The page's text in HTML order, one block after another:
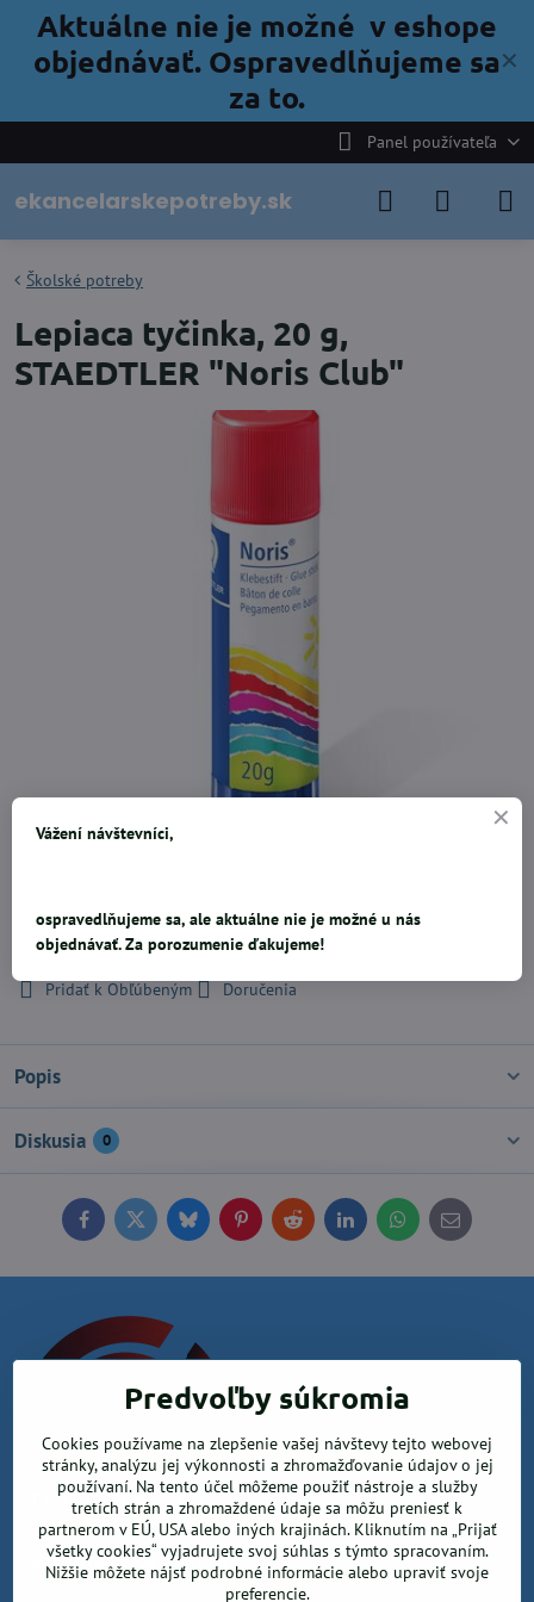
✕
Aktuálne nie je možné v eshope
objednávať. Ospravedlňujeme sa
za to.
Panel používateľa
ekancelarskepotreby.sk
Školské potreby
Lepiaca tyčinka, 20 g,
STAEDTLER "Noris Club"
0,67 €
Pridať k Obľúbeným Doručenia
Popis
Diskusia 0
FacebookTwitterBlueskyPinterestReddit LinkedInWhatsApp
E-
mail
Krea office, s.r.o.
Kancelárske potreby
Predvoľby súkromia
Cookies používame na zlepšenie vašej návštevy tejto webovej
stránky, analýzu jej výkonnosti a zhromažďovanie údajov o jej
používaní. Na tento účel môžeme použiť nástroje a služby
tretích strán a zhromaždené údaje sa môžu preniesť k
partnerom v EÚ, USA alebo iných krajinách. Kliknutím na „Prijať
všetky cookies“ vyjadrujete svoj súhlas s týmto spracovaním.
Nižšie môžete nájsť podrobné informácie alebo upraviť svoje
preferencie.
Vážení návštevníci,
ospravedlňujeme sa, ale aktuálne nie je možné u nás
objednávať. Za porozumenie ďakujeme!